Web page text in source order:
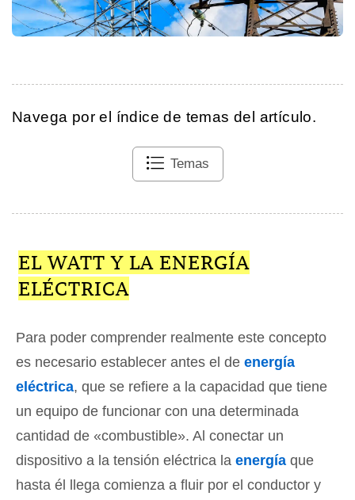
Navega por el índice de temas del artículo.
Temas
EL WATT Y LA ENERGÍA
ELÉCTRICA
Para poder comprender realmente este concepto
es necesario establecer antes el de energía
eléctrica, que se refiere a la capacidad que tiene
un equipo de funcionar con una determinada
cantidad de «combustible». Al conectar un
dispositivo a la tensión eléctrica la energía que
hasta él llega comienza a fluir por el conductor y